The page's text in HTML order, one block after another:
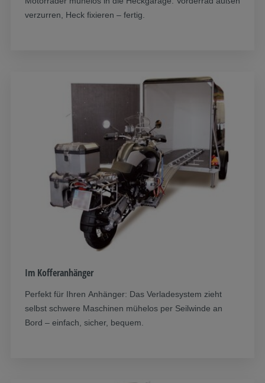
verzurren, Heck fixieren – fertig.
Im Kofferanhänger
Perfekt für Ihren Anhänger: Das Verladesystem zieht
selbst schwere Maschinen mühelos per Seilwinde an
Bord – einfach, sicher, bequem.